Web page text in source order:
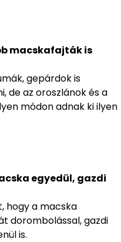
macskafajták is
gepárdok is
de az oroszlánok és a
módon adnak ki ilyen
egyedül, gazdi
hogy a macska
dorombolással, gazdi
is.